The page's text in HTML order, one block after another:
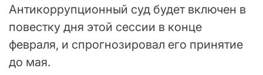
Антикоррупционный суд будет включен в
повестку дня этой сессии в конце
февраля, и спрогнозировал его принятие
до мая.